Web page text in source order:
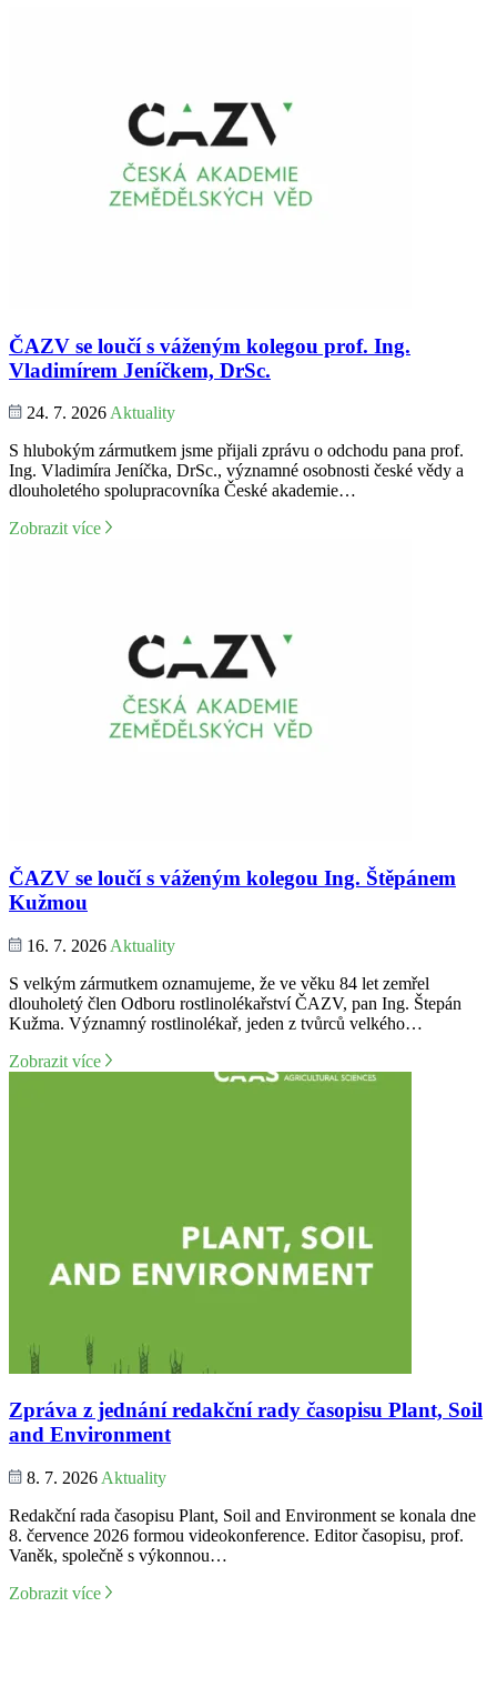
ČAZV se loučí s váženým kolegou prof. Ing.
Vladimírem Jeníčkem, DrSc.
24. 7. 2026 Aktuality
S hlubokým zármutkem jsme přijali zprávu o odchodu pana prof.
Ing. Vladimíra Jeníčka, DrSc., významné osobnosti české vědy a
dlouholetého spolupracovníka České akademie…
Zobrazit více
ČAZV se loučí s váženým kolegou Ing. Štěpánem
Kužmou
16. 7. 2026 Aktuality
S velkým zármutkem oznamujeme, že ve věku 84 let zemřel
dlouholetý člen Odboru rostlinolékařství ČAZV, pan Ing. Štepán
Kužma. Významný rostlinolékař, jeden z tvůrců velkého…
Zobrazit více
Zpráva z jednání redakční rady časopisu Plant, Soil
and Environment
8. 7. 2026 Aktuality
Redakční rada časopisu Plant, Soil and Environment se konala dne
8. července 2026 formou videokonference. Editor časopisu, prof.
Vaněk, společně s výkonnou…
Zobrazit více